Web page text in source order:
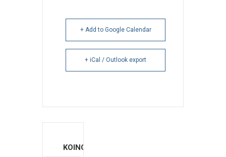
+ Add to Google Calendar
+ iCal / Outlook export
ΚΟΙΝΟΠΟΙΗΣΗ